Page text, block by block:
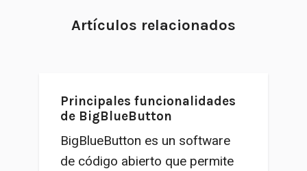
Artículos relacionados
Principales funcionalidades
de BigBlueButton
BigBlueButton es un software
de código abierto que permite